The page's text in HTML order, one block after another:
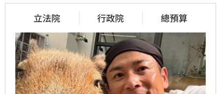
立法院 行政院 總預算